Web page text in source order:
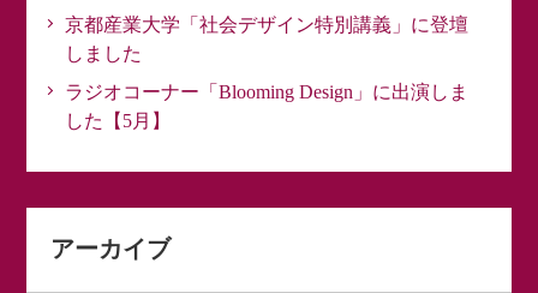
京都産業大学「社会デザイン特別講義」に登壇
しました
ラジオコーナー「Blooming Design」に出演しま
した【5月】
アーカイブ